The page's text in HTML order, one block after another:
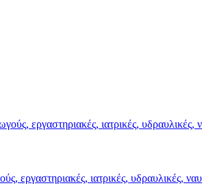
εργαστηριακές, ιατρικές, υδραυλικές,